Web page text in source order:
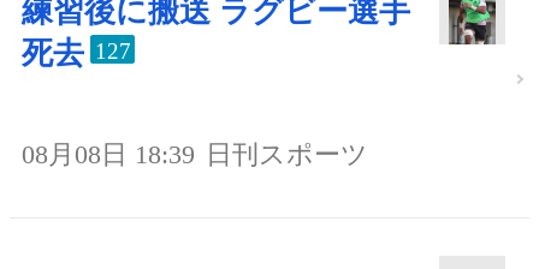
練習後に搬送 ラグビー選手
死去 127
08月08日 18:39 日刊スポーツ